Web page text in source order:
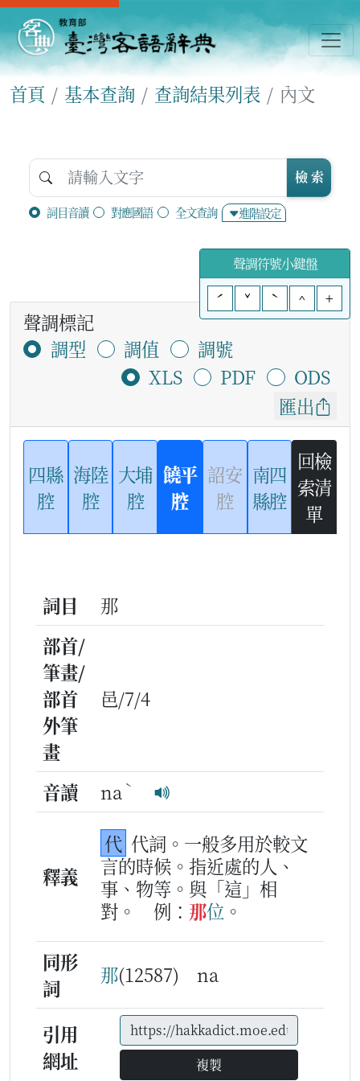
首頁 基本查詢 查詢結果列表 內文
詞目音讀 對應國語 全文查詢 進階設定
檢 索
聲調符號小鍵盤
ˊ
ˇ ˋ ^ +
聲調標記
調型
調值
調號
XLS
PDF
ODS
匯出
四縣
腔
海陸
腔
大埔
腔
饒平
腔
詔安
腔
南四
縣腔
回檢
索清
單
詞目
那
部首/
筆畫/
部首
外筆
畫
邑/7/4
音讀 na ˋ
釋義
代 代詞。一般多用於較文
言的時候。指近處的人、
事、物等。與「這」相
對。
例： 那位 。
同形
詞
那(12587) na
引用
網址
複製